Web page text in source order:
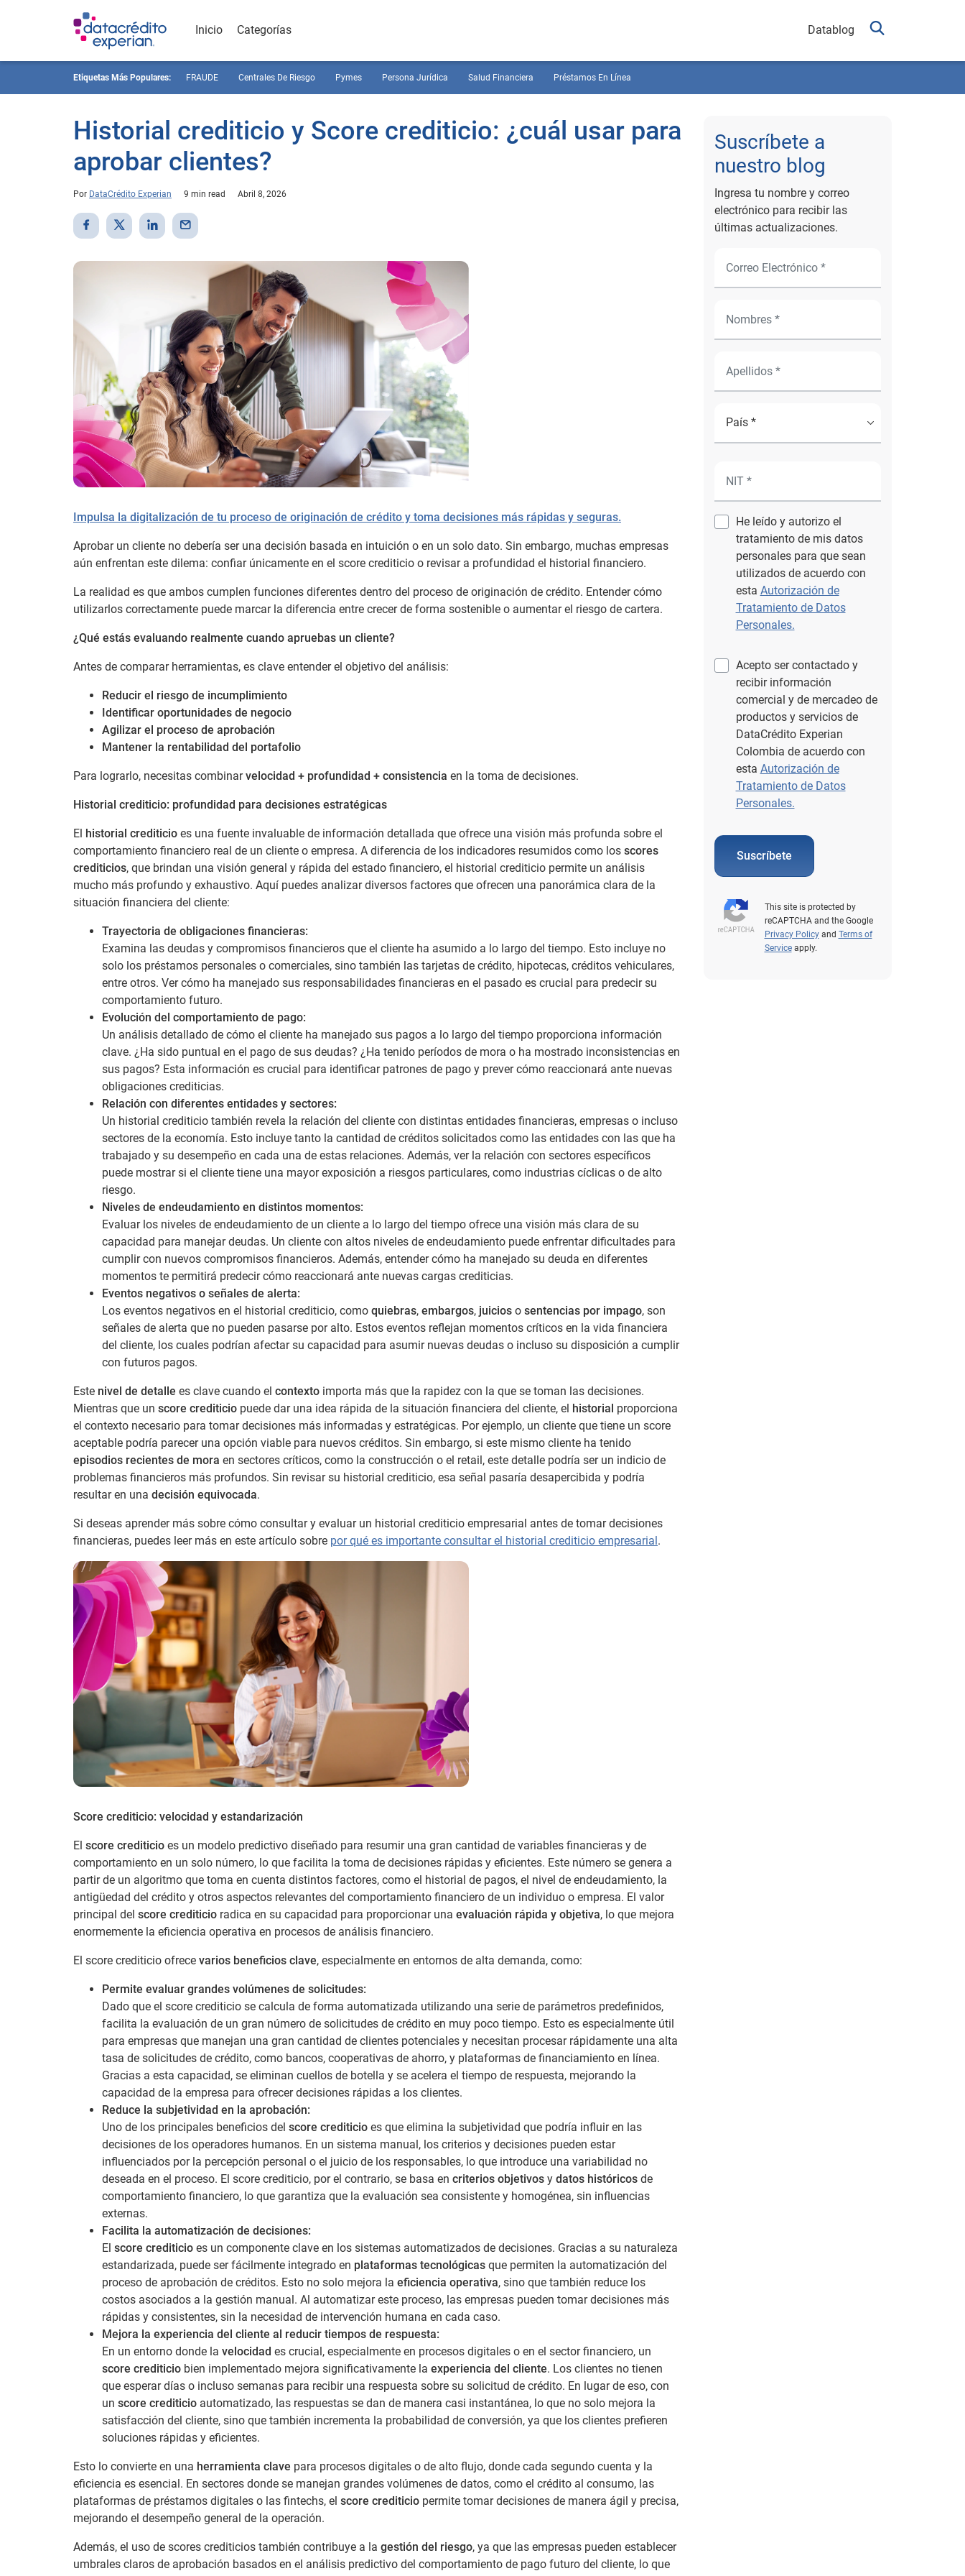
Inicio Categorías Datablog
Etiquetas Más Populares: FRAUDE Centrales De Riesgo Pymes Persona Jurídica Salud Financiera Préstamos En Línea
Historial crediticio y Score crediticio: ¿cuál usar para
aprobar clientes?
Por DataCrédito Experian 9 min read Abril 8, 2026
Impulsa la digitalización de tu proceso de originación de crédito y toma decisiones más rápidas y seguras.
Aprobar un cliente no debería ser una decisión basada en intuición o en un solo dato. Sin embargo, muchas empresas
aún enfrentan este dilema: confiar únicamente en el score crediticio o revisar a profundidad el historial financiero.
La realidad es que ambos cumplen funciones diferentes dentro del proceso de originación de crédito. Entender cómo
utilizarlos correctamente puede marcar la diferencia entre crecer de forma sostenible o aumentar el riesgo de cartera.
¿Qué estás evaluando realmente cuando apruebas un cliente?
Antes de comparar herramientas, es clave entender el objetivo del análisis:
Reducir el riesgo de incumplimiento
Identificar oportunidades de negocio
Agilizar el proceso de aprobación
Mantener la rentabilidad del portafolio
Para lograrlo, necesitas combinarvelocidad + profundidad + consistencia en la toma de decisiones.
Historial crediticio: profundidad para decisiones estratégicas
El historial crediticio es una fuente invaluable de información detallada que ofrece una visión más profunda sobre el
comportamiento financiero real de un cliente o empresa. A diferencia de los indicadores resumidos como los scores
crediticios, que brindan una visión general y rápida del estado financiero, el historial crediticio permite un análisis
mucho más profundo y exhaustivo. Aquí puedes analizar diversos factores que ofrecen una panorámica clara de la
situación financiera del cliente:
Trayectoria de obligaciones financieras:
Examina las deudas y compromisos financieros que el cliente ha asumido a lo largo del tiempo. Esto incluye no
solo los préstamos personales o comerciales, sino también las tarjetas de crédito, hipotecas, créditos vehiculares,
entre otros. Ver cómo ha manejado sus responsabilidades financieras en el pasado es crucial para predecir su
comportamiento futuro.
Evolución del comportamiento de pago:
Un análisis detallado de cómo el cliente ha manejado sus pagos a lo largo del tiempo proporciona información
clave. ¿Ha sido puntual en el pago de sus deudas? ¿Ha tenido períodos de mora o ha mostrado inconsistencias en
sus pagos? Esta información es crucial para identificar patrones de pago y prever cómo reaccionará ante nuevas
obligaciones crediticias.
Relación con diferentes entidades y sectores:
Un historial crediticio también revela la relación del cliente con distintas entidades financieras, empresas o incluso
sectores de la economía. Esto incluye tanto la cantidad de créditos solicitados como las entidades con las que ha
trabajado y su desempeño en cada una de estas relaciones. Además, ver la relación con sectores específicos
puede mostrar si el cliente tiene una mayor exposición a riesgos particulares, como industrias cíclicas o de alto
riesgo.
Niveles de endeudamiento en distintos momentos:
Evaluar los niveles de endeudamiento de un cliente a lo largo del tiempo ofrece una visión más clara de su
capacidad para manejar deudas. Un cliente con altos niveles de endeudamiento puede enfrentar dificultades para
cumplir con nuevos compromisos financieros. Además, entender cómo ha manejado su deuda en diferentes
momentos te permitirá predecir cómo reaccionará ante nuevas cargas crediticias.
Eventos negativos o señales de alerta:
Los eventos negativos en el historial crediticio, como quiebras, embargos, juicios o sentencias por impago, son
señales de alerta que no pueden pasarse por alto. Estos eventos reflejan momentos críticos en la vida financiera
del cliente, los cuales podrían afectar su capacidad para asumir nuevas deudas o incluso su disposición a cumplir
con futuros pagos.
Este nivel de detalle es clave cuando el contexto importa más que la rapidez con la que se toman las decisiones.
Mientras que un score crediticio puede dar una idea rápida de la situación financiera del cliente, el historial proporciona
el contexto necesario para tomar decisiones más informadas y estratégicas. Por ejemplo, un cliente que tiene un score
aceptable podría parecer una opción viable para nuevos créditos. Sin embargo, si este mismo cliente ha tenido
episodios recientes de mora en sectores críticos, como la construcción o el retail, este detalle podría ser un indicio de
problemas financieros más profundos. Sin revisar su historial crediticio, esa señal pasaría desapercibida y podría
resultar en una decisión equivocada.
Si deseas aprender más sobre cómo consultar y evaluar un historial crediticio empresarial antes de tomar decisiones
financieras, puedes leer más en este artículo sobre por qué es importante consultar el historial crediticio empresarial.
Score crediticio: velocidad y estandarización
El score crediticio es un modelo predictivo diseñado para resumir una gran cantidad de variables financieras y de
comportamiento en un solo número, lo que facilita la toma de decisiones rápidas y eficientes. Este número se genera a
partir de un algoritmo que toma en cuenta distintos factores, como el historial de pagos, el nivel de endeudamiento, la
antigüedad del crédito y otros aspectos relevantes del comportamiento financiero de un individuo o empresa. El valor
principal del score crediticio radica en su capacidad para proporcionar una evaluación rápida y objetiva, lo que mejora
enormemente la eficiencia operativa en procesos de análisis financiero.
El score crediticio ofrece varios beneficios clave, especialmente en entornos de alta demanda, como:
Permite evaluar grandes volúmenes de solicitudes:
Dado que el score crediticio se calcula de forma automatizada utilizando una serie de parámetros predefinidos,
facilita la evaluación de un gran número de solicitudes de crédito en muy poco tiempo. Esto es especialmente útil
para empresas que manejan una gran cantidad de clientes potenciales y necesitan procesar rápidamente una alta
tasa de solicitudes de crédito, como bancos, cooperativas de ahorro, y plataformas de financiamiento en línea.
Gracias a esta capacidad, se eliminan cuellos de botella y se acelera el tiempo de respuesta, mejorando la
capacidad de la empresa para ofrecer decisiones rápidas a los clientes.
Reduce la subjetividad en la aprobación:
Uno de los principales beneficios del score crediticio es que elimina la subjetividad que podría influir en las
decisiones de los operadores humanos. En un sistema manual, los criterios y decisiones pueden estar
influenciados por la percepción personal o el juicio de los responsables, lo que introduce una variabilidad no
deseada en el proceso. El score crediticio, por el contrario, se basa en criterios objetivos y datos históricos de
comportamiento financiero, lo que garantiza que la evaluación sea consistente y homogénea, sin influencias
externas.
Facilita la automatización de decisiones:
El score crediticio es un componente clave en los sistemas automatizados de decisiones. Gracias a su naturaleza
estandarizada, puede ser fácilmente integrado en plataformas tecnológicas que permiten la automatización del
proceso de aprobación de créditos. Esto no solo mejora la eficiencia operativa, sino que también reduce los
costos asociados a la gestión manual. Al automatizar este proceso, las empresas pueden tomar decisiones más
rápidas y consistentes, sin la necesidad de intervención humana en cada caso.
Mejora la experiencia del cliente al reducir tiempos de respuesta:
En un entorno donde la velocidad es crucial, especialmente en procesos digitales o en el sector financiero, un
score crediticio bien implementado mejora significativamente la experiencia del cliente. Los clientes no tienen
que esperar días o incluso semanas para recibir una respuesta sobre su solicitud de crédito. En lugar de eso, con
un score crediticio automatizado, las respuestas se dan de manera casi instantánea, lo que no solo mejora la
satisfacción del cliente, sino que también incrementa la probabilidad de conversión, ya que los clientes prefieren
soluciones rápidas y eficientes.
Esto lo convierte en una herramienta clave para procesos digitales o de alto flujo, donde cada segundo cuenta y la
eficiencia es esencial. En sectores donde se manejan grandes volúmenes de datos, como el crédito al consumo, las
plataformas de préstamos digitales o las fintechs, el score crediticio permite tomar decisiones de manera ágil y precisa,
mejorando el desempeño general de la operación.
Además, el uso de scores crediticios también contribuye a la gestión del riesgo, ya que las empresas pueden establecer
umbrales claros de aprobación basados en el análisis predictivo del comportamiento de pago futuro del cliente, lo que
Suscríbete a
nuestro blog
Ingresa tu nombre y correo
electrónico para recibir las
últimas actualizaciones.
He leído y autorizo el
tratamiento de mis datos
personales para que sean
utilizados de acuerdo con
esta Autorización de
Tratamiento de Datos
Personales.
Acepto ser contactado y
recibir información
comercial y de mercadeo de
productos y servicios de
DataCrédito Experian
Colombia de acuerdo con
esta Autorización de
Tratamiento de Datos
Personales.
Suscríbete
This site is protected by
reCAPTCHA and the Google
Privacy Policyand Terms of
Serviceapply.